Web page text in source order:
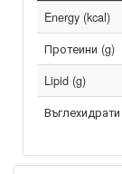
Energy (kcal)
Протеини (g)
Lipid (g)
Въглехидрати